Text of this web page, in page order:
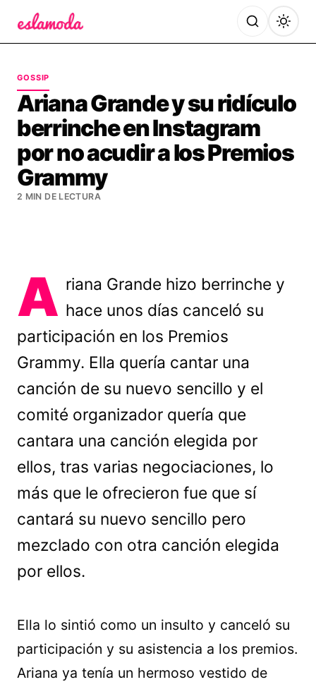
GOSSIP
Ariana Grande y su ridículo
berrinche en Instagram
por no acudir a los Premios
Grammy
2 MIN DE LECTURA
A riana Grande hizo berrinche y
hace unos días canceló su
participación en los Premios
Grammy. Ella quería cantar una
canción de su nuevo sencillo y el
comité organizador quería que
cantara una canción elegida por
ellos, tras varias negociaciones, lo
más que le ofrecieron fue que sí
cantará su nuevo sencillo pero
mezclado con otra canción elegida
por ellos.
Ella lo sintió como un insulto y canceló su
participación y su asistencia a los premios.
Ariana ya tenía un hermoso vestido de